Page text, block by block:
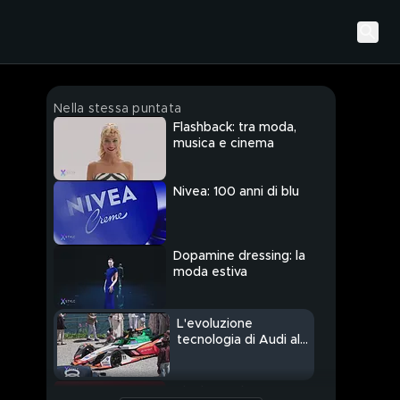
Nella stessa puntata
Flashback: tra moda,
musica e cinema
Nivea: 100 anni di blu
Dopamine dressing: la
moda estiva
L'evoluzione
tecnologia di Audi al